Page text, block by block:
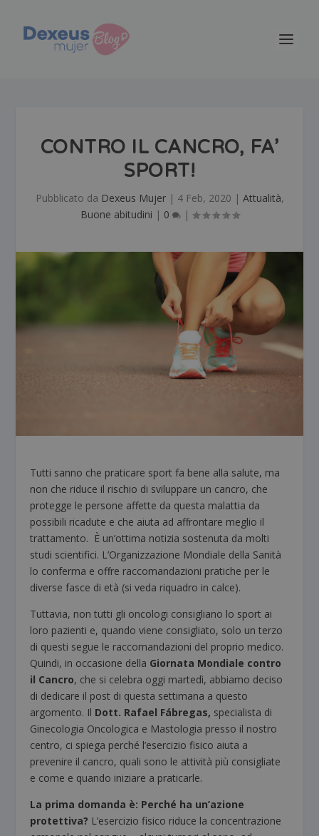
CONTRO IL CANCRO, FA’
SPORT!
Pubblicato da Dexeus Mujer| 4 Feb, 2020 | Attualità,
Buone abitudini | 0 |
Tutti sanno che praticare sport fa bene alla salute, ma
non che riduce il rischio di sviluppare un cancro, che
protegge le persone affette da questa malattia da
possibili ricadute e che aiuta ad affrontare meglio il
trattamento. È un’ottima notizia sostenuta da molti
studi scientifici. L’Organizzazione Mondiale della Sanità
lo conferma e offre raccomandazioni pratiche per le
diverse fasce di età (si veda riquadro in calce).
Tuttavia, non tutti gli oncologi consigliano lo sport ai
loro pazienti e, quando viene consigliato, solo un terzo
di questi segue le raccomandazioni del proprio medico.
Quindi, in occasione della Giornata Mondiale contro
il Cancro, che si celebra oggi martedì, abbiamo deciso
di dedicare il post di questa settimana a questo
argomento. Il Dott. Rafael Fábregas, specialista di
Ginecologia Oncologica e Mastologia presso il nostro
centro, ci spiega perché l’esercizio fisico aiuta a
prevenire il cancro, quali sono le attività più consigliate
e come e quando iniziare a praticarle.
La prima domanda è: Perché ha un’azione
protettiva? L’esercizio fisico riduce la concentrazione